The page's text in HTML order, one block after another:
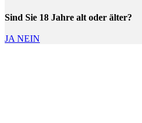
Sind Sie 18 Jahre alt oder älter?
JANEIN